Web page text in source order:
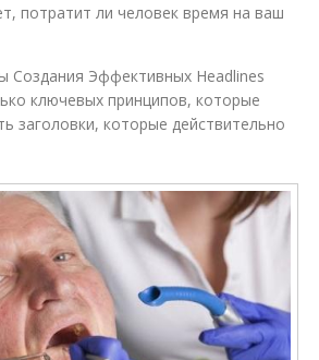
потратит ли человек время на ваш
Создания Эффективных Headlines
ключевых принципов, которые
заголовки, которые действительно